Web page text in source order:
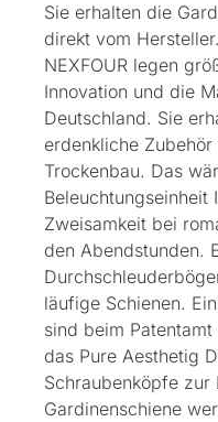
Sie erhalten die
direkt vom
NEXFOUR legen
Innovation und die
Deutschland. Sie
erdenkliche
Trockenbau. Das
Zweisamkeit bei
den Abendstunden.
läufige Schienen.
sind beim
das Pure Aesthetig
Schraubenköpfe
Gardinenschiene